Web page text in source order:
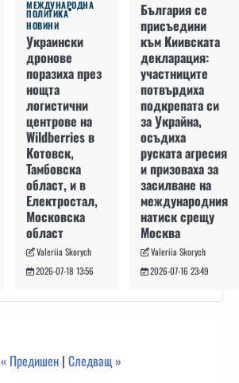
МЕЖДУНАРОДНА
ПОЛИТИКА
НОВИНИ
Украински
дронове
поразиха през
нощта
логистични
центрове на
Wildberries в
Котовск,
Тамбовска
област, и в
Електростал,
Московска
област
Valeriia Skorych
2026-07-18 13:56
България се
присъедини
към Киивската
декларация:
участниците
потвърдиха
подкрепата си
за Украйна,
осъдиха
руската агресия
и призоваха за
засилване на
международния
натиск срещу
Москва
Valeriia Skorych
2026-07-16 23:49
« Предишен | Следващ »